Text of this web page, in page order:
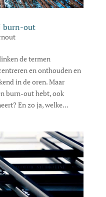
burn-out
de termen
en onthouden en
in de oren. Maar
burn-out hebt, ook
En zo ja, welke...